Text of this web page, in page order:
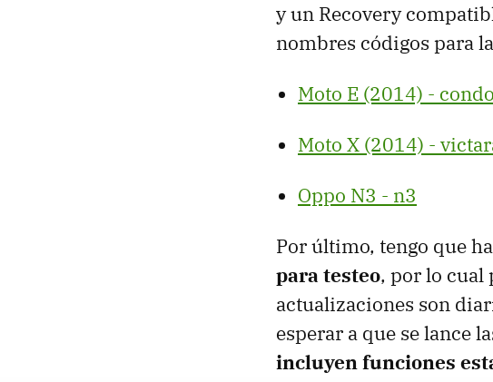
y un Recovery
nombres códigos para
Moto E (2014) -
Moto X (2014) -
Oppo N3 - n3
Por último, tengo que
para testeo, por lo cual
actualizaciones son
esperar a que se lance
incluyen funciones